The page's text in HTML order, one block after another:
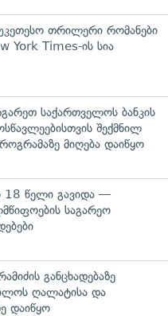
თრილერი რომანები
York Times-ის სია
საქართველოს ბანკის
შექმნილ
მიღება დაიწყო
18 წელი გავიდა —
საგარეო
განცხადებაზე
ღალატისა და
დაიწყო